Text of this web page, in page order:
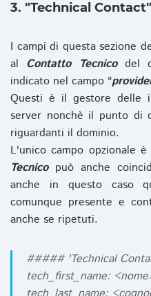
3. "Technical
I campi di questa sezione
al Contatto Tecnicodel
indicato nel campo "
Questi è il gestore delle
server nonchè il punto di
riguardanti il dominio.
L'unico campo opzionale
Tecnicopuò anche
anche in questo caso
comunque presente e
anche se ripetuti.
##### 'Technical
tech_first_name: